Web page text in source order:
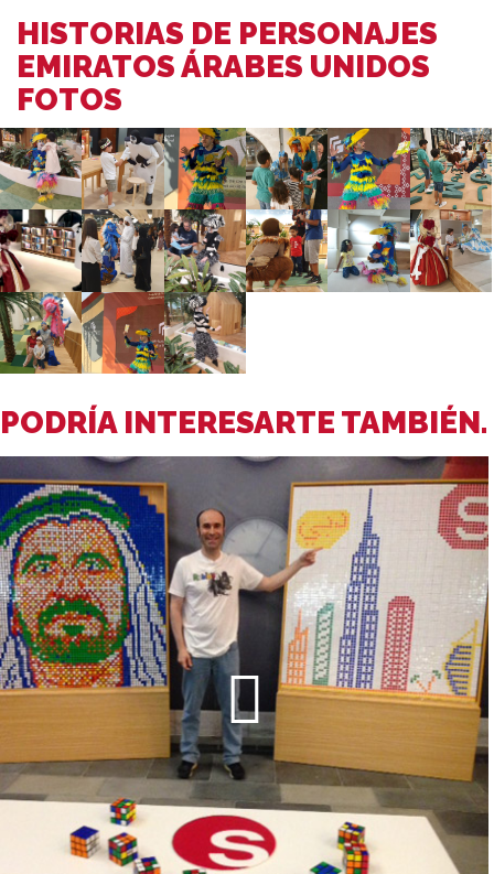
HISTORIAS DE PERSONAJES
EMIRATOS ÁRABES UNIDOS
FOTOS
PODRÍA INTERESARTE TAMBIÉN.